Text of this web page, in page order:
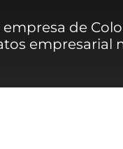
de
empresarial